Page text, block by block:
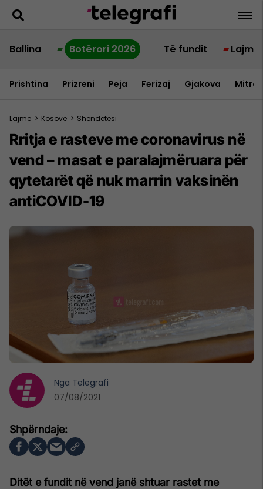
Ballina Botërori 2026 Të fundit Lajme
Prishtina Prizreni Peja Ferizaj Gjakova
Lajme > Kosove > Shëndetësi
Rritja e rasteve me coronavirus në
vend – masat e paralajmëruara për
qytetarët që nuk marrin vaksinën
antiCOVID-19
Ditët e fundit në vend janë shtuar rastet me
Nga Telegrafi
07/08/2021